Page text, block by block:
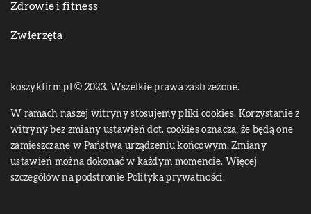
Zdrowie i fitness
Zwierzęta
koszykfirm.pl © 2023. Wszelkie prawa zastrzeżone.
W ramach naszej witryny stosujemy pliki cookies. Korzystanie z
witryny bez zmiany ustawień dot. cookies oznacza, że będą one
zamieszczane w Państwa urządzeniu końcowym. Zmiany
ustawień można dokonać w każdym momencie. Więcej
szczegółów na podstronie Polityka prywatności.